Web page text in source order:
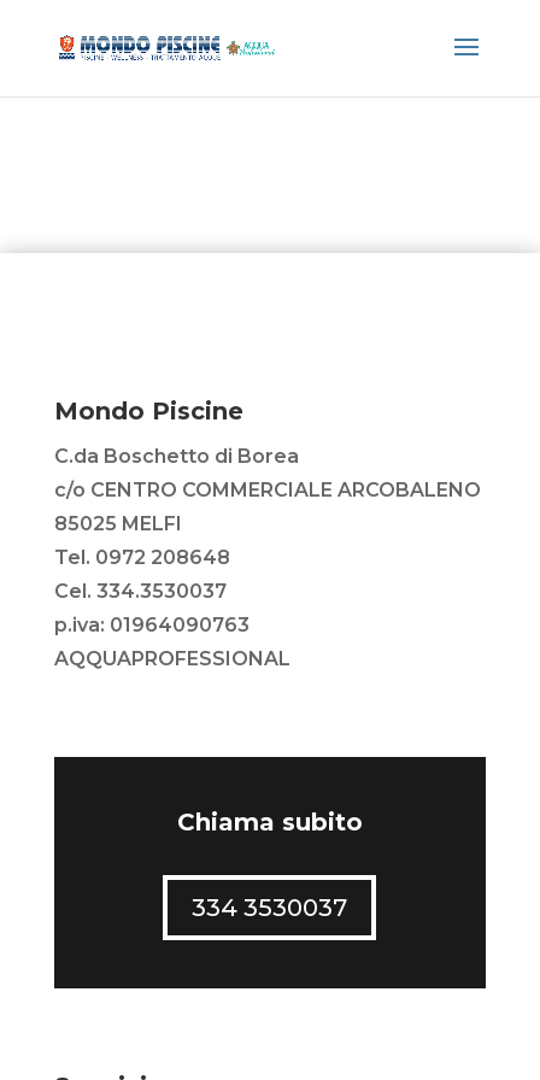
Mondo Piscine
C.da Boschetto di Borea
c/o CENTRO COMMERCIALE ARCOBALENO
85025 MELFI
Tel. 0972 208648
Cel. 334.3530037
p.iva: 01964090763
AQQUAPROFESSIONAL
Chiama subito
334 3530037